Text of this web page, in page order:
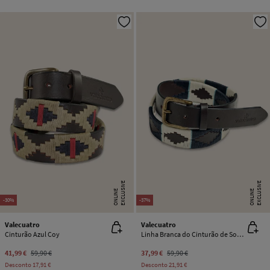
-30% E
X
C
L
U
SI
V
E
O
N
LI
N
E
Valecuatro
Cinturão Azul Coy
41,99 € 59,90 €
Desconto 17,91 €
-37% E
X
C
L
U
SI
V
E
O
N
LI
N
E
Valecuatro
Linha Branca do Cinturão de Soyón
37,99 € 59,90 €
Desconto21,91 €